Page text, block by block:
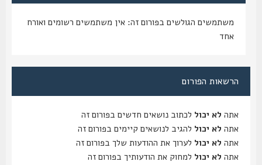
משתמשים הגולשים בפורום זה: אין משתמשים רשומים ואורח
הרשאות הפורום
לא יכול לכתוב נושאים חדשים בפורום זה
לא יכול להגיב לנושאים קיימים בפורום זה
לא יכול לערוך את ההודעות שלך בפורום זה
לא יכול למחוק את הודעותיך בפורום זה